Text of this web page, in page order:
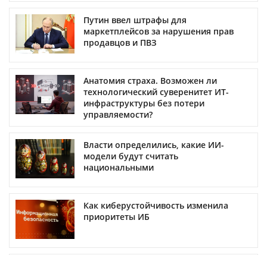
Путин ввел штрафы для
маркетплейсов за нарушения прав
продавцов и ПВЗ
Анатомия страха. Возможен ли
технологический суверенитет ИТ-
инфраструктуры без потери
управляемости?
Власти определились, какие ИИ-
модели будут считать
национальными
Как киберустойчивость изменила
приоритеты ИБ